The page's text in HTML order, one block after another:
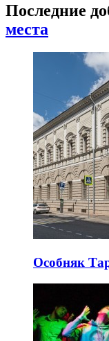
Последние
места
Особняк